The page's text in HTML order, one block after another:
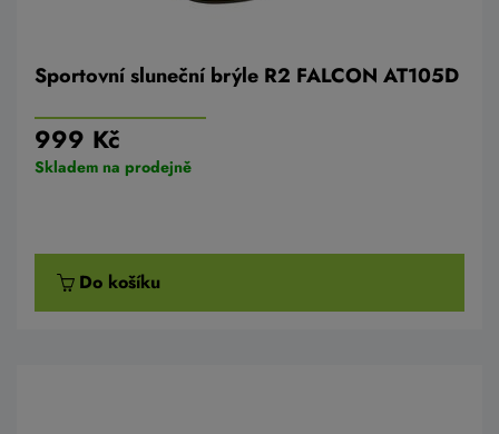
Sportovní sluneční brýle R2 FALCON AT105D
999 Kč
Skladem na prodejně
Do košíku